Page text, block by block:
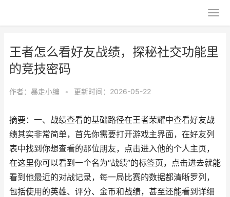
王者怎么看好友战绩，探秘社交功能里
的竞技密码
作者： 暴走小编 • 更新时间：2026-05-22
摘要：一、战绩查看的基础路径在王者荣耀中查看好友战
绩其实非常简单，首先你需要打开游戏主界面，在好友列
表中找到你想查看的那位朋友，点击进入他的个人主页，
在这里你可以看到一个名为“战绩”的标签页，点击进去就能
看到他最近的对战记录，每一局比赛的数据都清晰罗列，
包括使用的英雄、评分、金币和战绩，甚至还能看到详细